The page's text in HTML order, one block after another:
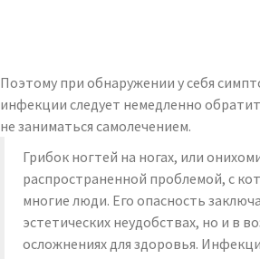
Поэтому при обнаружении у себя
инфекции следует немедленно
не заниматься самолечением.
Грибок ногтей на ногах, или
распространенной проблемой, с
многие люди. Его опасность
эстетических неудобствах, но и в
осложнениях для здоровья.